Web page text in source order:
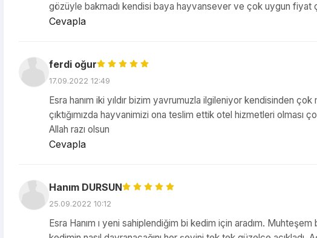
gözüyle bakmadı kendisi baya hayvansever ve çok uygun fiyat
Cevapla
ferdi oğur
17.09.2022 12:49
Esra hanım iki yıldır bizim yavrumuzla ilgileniyor kendisinden
çıktığımızda hayvanimizi ona teslim ettik otel hizmetleri olması
Allah razı olsun
Cevapla
Hanım DURSUN
25.09.2022 10:12
Esra Hanım ı yeni sahiplendiğim bi kedim için aradım.